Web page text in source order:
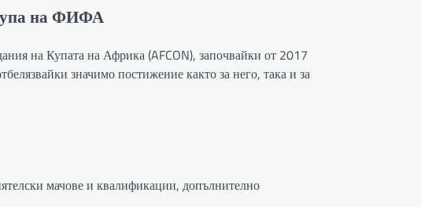
на ФИФА
на Купата на Африка (AFCON), започвайки от 2017
значимо постижение както за него, така и за
мачове и квалификации, допълнително